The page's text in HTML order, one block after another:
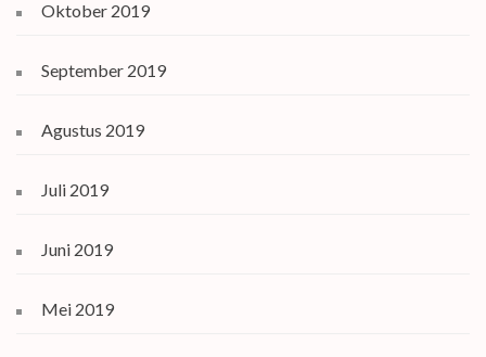
Oktober 2019
September 2019
Agustus 2019
Juli 2019
Juni 2019
Mei 2019